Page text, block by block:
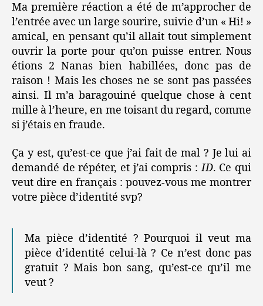
Ma première réaction a été de m’approcher de
l’entrée avec un large sourire, suivie d’un « Hi! »
amical, en pensant qu’il allait tout simplement
ouvrir la porte pour qu’on puisse entrer. Nous
étions 2 Nanas bien habillées, donc pas de
raison ! Mais les choses ne se sont pas passées
ainsi. Il m’a baragouiné quelque chose à cent
mille à l’heure, en me toisant du regard, comme
si j’étais en fraude.
Ça y est, qu’est-ce que j’ai fait de mal ? Je lui ai
demandé de répéter, et j’ai compris :ID. Ce qui
veut dire en français : pouvez-vous me montrer
votre pièce d’identité svp?
Ma pièce d’identité ? Pourquoi il veut ma
pièce d’identité celui-là ? Ce n’est donc pas
gratuit ? Mais bon sang, qu’est-ce qu’il me
veut ?